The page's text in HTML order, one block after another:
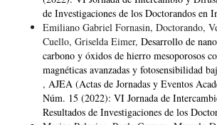
de Investigaciones de los Doctorandos en
Emiliano Gabriel Fornasin, Doctorando,
Cuello, Griselda Eimer, Desarrollo de
carbono y óxidos de hierro mesoporosos
magnéticas avanzadas y fotosensibilidad
, AJEA (Actas de Jornadas y Eventos
Núm. 15 (2022): VI Jornada de
Resultados de Investigaciones de los